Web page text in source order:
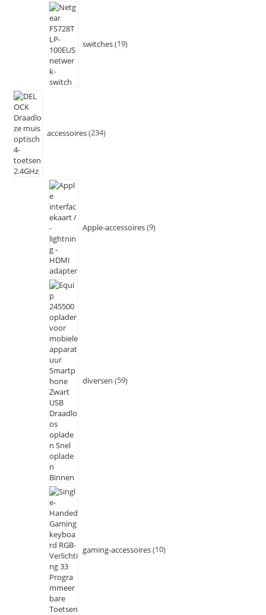
switches 19
accessoires 234
Apple-accessoires 9
diversen 59
gaming-accessoires 10